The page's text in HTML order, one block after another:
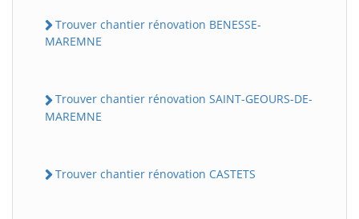
Trouver chantier rénovation BENESSE-
MAREMNE
Trouver chantier rénovation SAINT-GEOURS-DE-
MAREMNE
Trouver chantier rénovation CASTETS